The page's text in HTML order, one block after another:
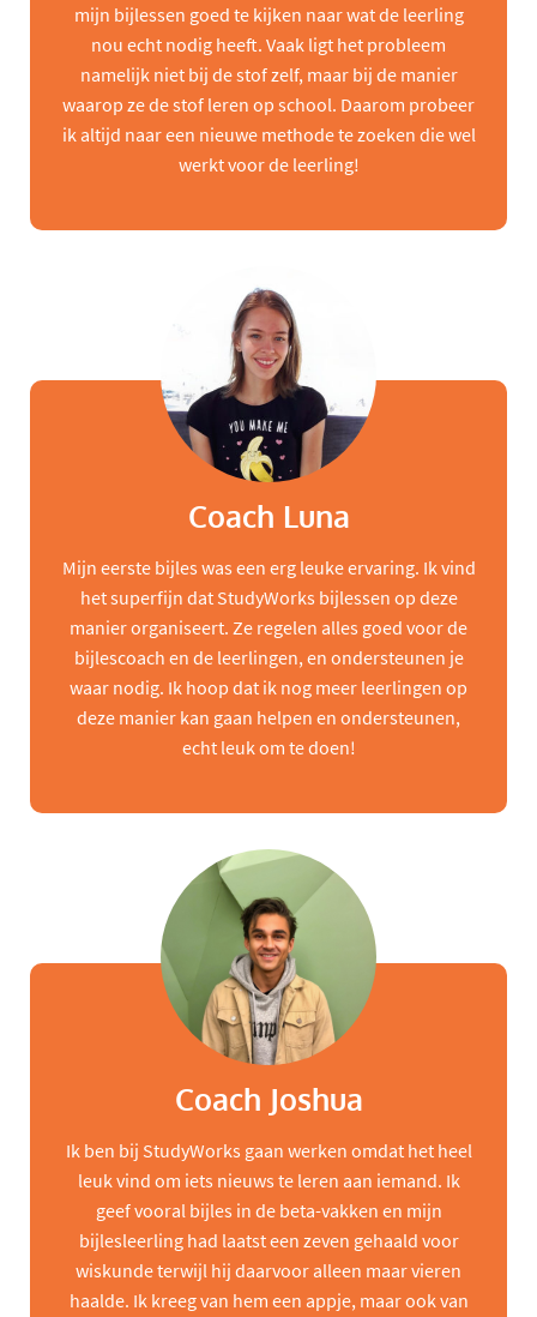
mijn bijlessen goed te kijken naar wat de leerling
nou echt nodig heeft. Vaak ligt het probleem
namelijk niet bij de stof zelf, maar bij de manier
waarop ze de stof leren op school. Daarom probeer
ik altijd naar een nieuwe methode te zoeken die wel
werkt voor de leerling!
Coach Luna
Mijn eerste bijles was een erg leuke ervaring. Ik vind
het superfijn dat StudyWorks bijlessen op deze
manier organiseert. Ze regelen alles goed voor de
bijlescoach en de leerlingen, en ondersteunen je
waar nodig. Ik hoop dat ik nog meer leerlingen op
deze manier kan gaan helpen en ondersteunen,
echt leuk om te doen!
Coach Joshua
Ik ben bij StudyWorks gaan werken omdat het heel
leuk vind om iets nieuws te leren aan iemand. Ik
geef vooral bijles in de beta-vakken en mijn
bijlesleerling had laatst een zeven gehaald voor
wiskunde terwijl hij daarvoor alleen maar vieren
haalde. Ik kreeg van hem een appje, maar ook van